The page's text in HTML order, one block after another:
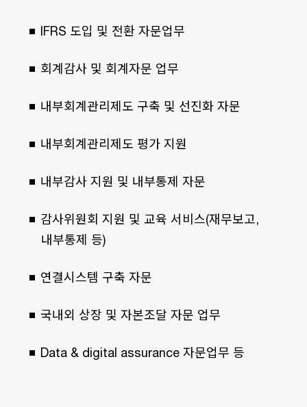
IFRS 도입 및 전환 자문업무
회계감사 및 회계자문 업무
내부회계관리제도 구축 및 선진화 자문
내부회계관리제도 평가 지원
내부감사 지원 및 내부통제 자문
감사위원회 지원 및 교육 서비스(재무보고,
내부통제 등)
연결시스템 구축 자문
국내외 상장 및 자본조달 자문 업무
Data & digital assurance 자문업무 등